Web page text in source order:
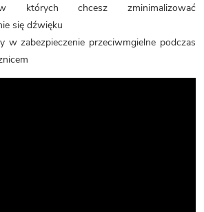
których chcesz zminimalizować
się dźwięku
w zabezpieczenie przeciwmgielne podczas